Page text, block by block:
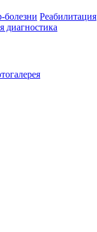
болезни Реабилитация
диагностика